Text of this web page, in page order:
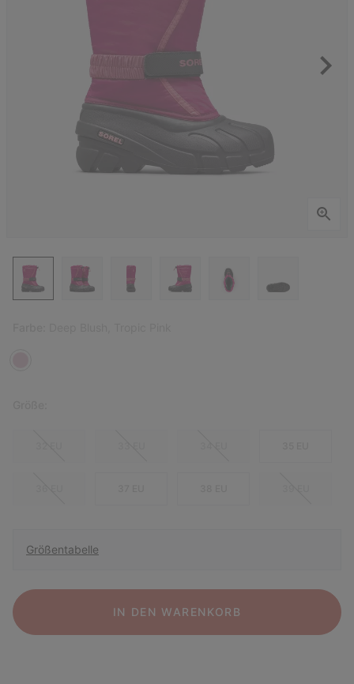
Größentabelle
IN DEN WARENKORB